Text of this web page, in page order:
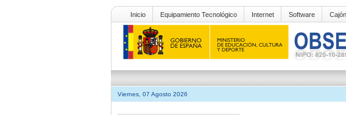
Inicio Equipamiento Tecnológico Internet Software
Viernes, 07 Agosto 2026